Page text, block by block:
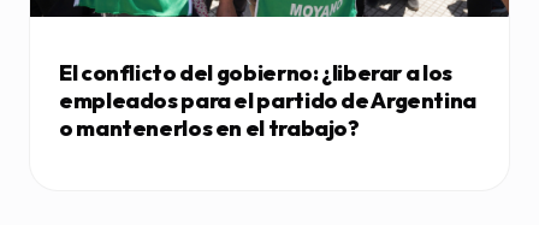
El conflicto del gobierno: ¿liberar a los
empleados para el partido de Argentina
o mantenerlos en el trabajo?